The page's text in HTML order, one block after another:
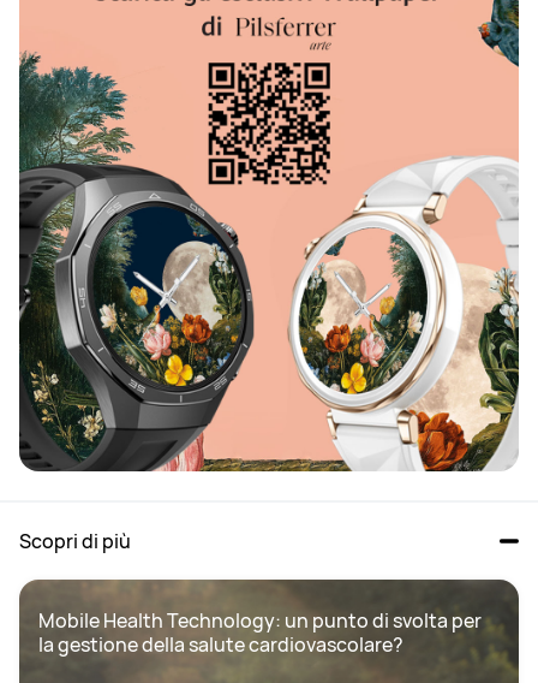
Scopri di più
Mobile Health Technology: un punto di svolta per
la gestione della salute cardiovascolare?